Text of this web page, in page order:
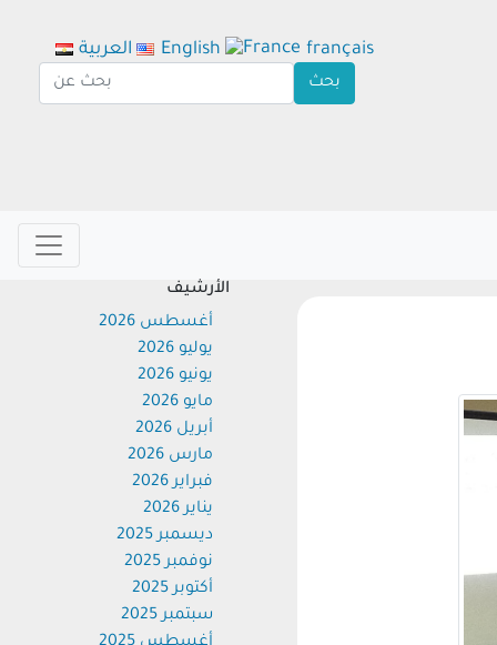
الأرشيف
أغسطس 2026
يوليو 2026
يونيو 2026
مايو 2026
أبريل 2026
مارس 2026
فبراير 2026
يناير 2026
ديسمبر 2025
نوفمبر 2025
أكتوبر 2025
سبتمبر 2025
العربية English français